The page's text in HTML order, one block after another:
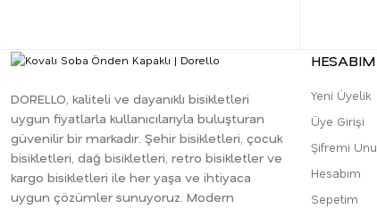
DORELLO, kaliteli ve dayanıklı bisikletleri
uygun fiyatlarla kullanıcılarıyla buluşturan
güvenilir bir markadır. Şehir bisikletleri, çocuk
bisikletleri, dağ bisikletleri, retro bisikletler ve
kargo bisikletleri ile her yaşa ve ihtiyaca
uygun çözümler sunuyoruz. Modern
HESABIM
Yeni Üyelik
Üye Girişi
Şifremi
Hesabım
Sepetim